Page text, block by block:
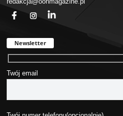
Newsletter
Twój email